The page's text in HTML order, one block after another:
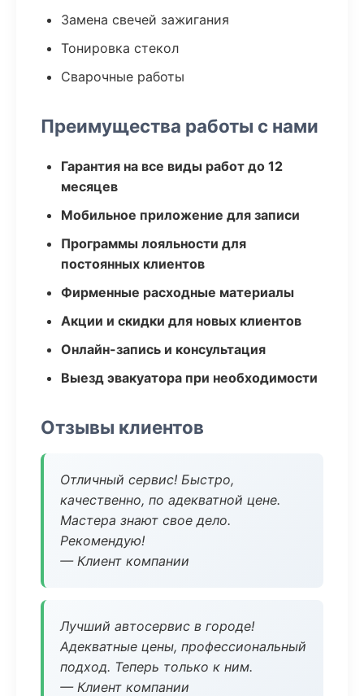
Замена свечей зажигания
Тонировка стекол
Сварочные работы
Преимущества работы с нами
Гарантия на все виды работ до 12
месяцев
Мобильное приложение для записи
Программы лояльности для
постоянных клиентов
Фирменные расходные материалы
Акции и скидки для новых клиентов
Онлайн-запись и консультация
Выезд эвакуатора при необходимости
Отзывы клиентов
Отличный сервис! Быстро,
качественно, по адекватной цене.
Мастера знают свое дело.
Рекомендую!
— Клиент компании
Лучший автосервис в городе!
Адекватные цены, профессиональный
подход. Теперь только к ним.
— Клиент компании